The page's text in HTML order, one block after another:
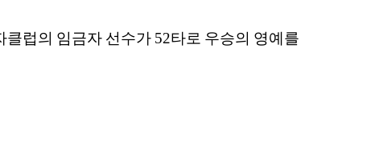
럽의 임금자 선수가 52타로 우승의 영예를